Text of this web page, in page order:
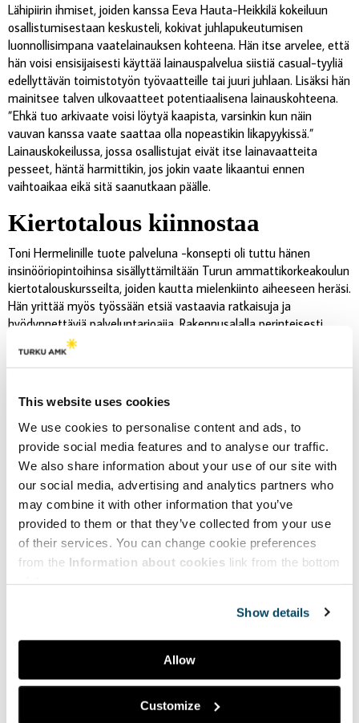
This website uses cookies
We use cookies to personalise content and ads, to
provide social media features and to analyse our traffic.
We also share information about your use of our site with
our social media, advertising and analytics partners who
may combine it with other information that you’ve
provided to them or that they’ve collected from your use
of their services. You can change cookie preferences
from the Information about cookies link from the bottom
Show details
Allow
Customize
Lähipiirin ihmiset, joiden kanssa Eeva Hauta-Heikkilä kokeiluun
osallistumisestaan keskusteli, kokivat juhlapukeutumisen
luonnollisimpana vaatelainauksen kohteena. Hän itse arvelee, että
hän voisi ensisijaisesti käyttää lainauspalvelua siistiä casual-tyyliä
edellyttävän toimistotyön työvaatteille tai juuri juhlaan. Lisäksi hän
mainitsee talven ulkovaatteet potentiaalisena lainauskohteena.
”Ehkä tuo arkivaate voisi löytyä kaapista, varsinkin kun näin
vauvan kanssa vaate saattaa olla nopeastikin likapyykissä.”
Lainauskokeilussa, jossa osallistujat eivät itse lainavaatteita
pesseet, häntä harmittikin, jos jokin vaate likaantui ennen
vaihtoaikaa eikä sitä saanutkaan päälle.
Kiertotalous kiinnostaa
Toni Hermelinille tuote palveluna -konsepti oli tuttu hänen
insinööriopintoihinsa sisällyttämiltään Turun ammattikorkeakoulun
kiertotalouskursseilta, joiden kautta mielenkiinto aiheeseen heräsi.
Hän yrittää myös työssään etsiä vastaavia ratkaisuja ja
hyödynnettäviä palveluntarjoajia. Rakennusalalla perinteisesti
työkalujen ja -koneiden vuokraus on niin arkipäivää, että sitä ei
edes ajatella kiertotalouden mukaisena toimintana, ja moni yritys
”Uutta oli se, että tuote palveluna -malli voisi kohdentua
arkielämäänkin. Erityisesti kodintekstiilit palveluna olisi kiinnostava
konsepti,” Hermelin toteaa. Kokeiluun hän haki mukaan, koska
Pure Waste vaatebrändinä kiinnosti ja ajatus siitä, että joku muu
pitäisi huolta erityisesti kauluspaidoista ja neuleista, houkutteli:
”lapset kutistivat juuri hyvän neuleeni pesussa.”
Lainauskokeiluun osallistumisen Toni Hermelin kertoo
osoittaneen, miten vähän hän lopulta käyttää erilaisia vaatteita
perustyöviikon aikana, kun työvaatteet tulevat työnantajalta:
arkivaatekierto lopulta on.” Lainavaatteiden käytön hän ei kokenut
nouto ja palautus sujui Turun keskusta-alueella asuvalta helposti.
”Opin senkin, että postin automaatteja voi käyttää myös